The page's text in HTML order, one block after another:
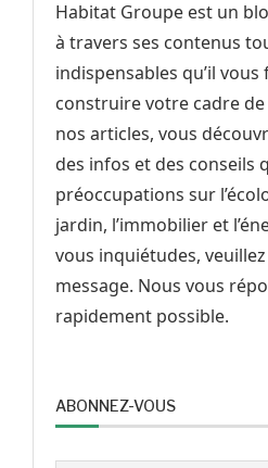
Habitat Groupe est un
à travers ses contenus
indispensables qu’il
construire votre cadre
nos articles, vous
des infos et des conseils
préoccupations sur
jardin, l’immobilier et
vous inquiétudes,
message. Nous vous
rapidement possible.
ABONNEZ-VOUS